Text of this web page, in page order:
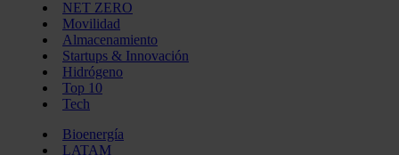
NET ZERO
Movilidad
Almacenamiento
Startups & Innovación
Hidrógeno
Top 10
Tech
Bioenergía
LATAM